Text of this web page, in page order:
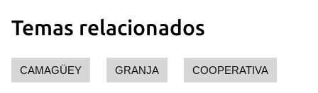
Temas relacionados
CAMAGÜEY GRANJA COOPERATIVA